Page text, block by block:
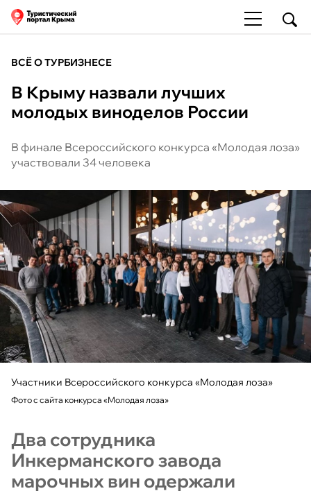
ВСЁ О ТУРБИЗНЕСЕ
В Крыму назвали лучших
молодых виноделов России
В финале Всероссийского конкурса «Молодая лоза»
участвовали 34 человека
Участники Всероссийского конкурса «Молодая лоза»
Фото с сайта конкурса «Молодая лоза»
Два сотрудника
Инкерманского завода
марочных вин одержали